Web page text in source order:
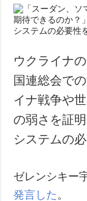
ウクライナ
国連総会で
イナ戦争や
の弱さを証
システムの
ゼレンシキー
発言した 。